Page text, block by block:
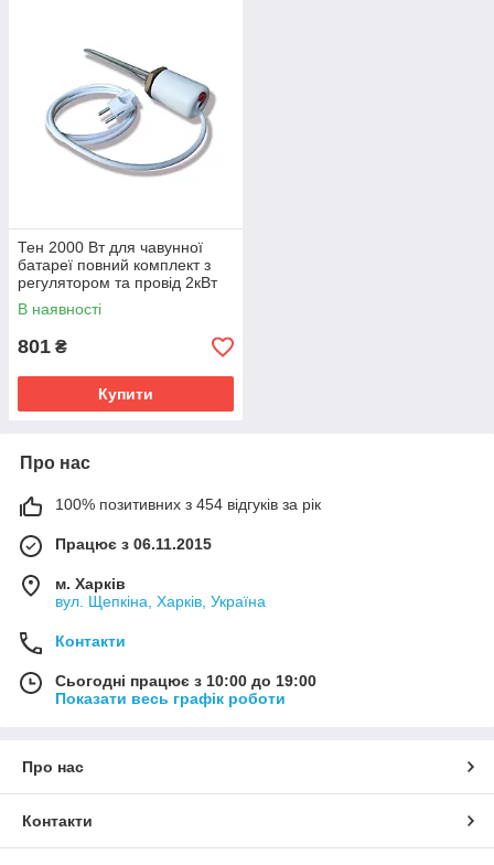
Тен 2000 Вт для чавунної
батареї повний комплект з
регулятором та провід 2кВт
В наявності
801 ₴
Купити
Про нас
100% позитивних з 454 відгуків за рік
Працює з 06.11.2015
м. Харків
вул. Щепкіна, Харків, Україна
Контакти
Сьогодні працює з 10:00 до 19:00
Показати весь графік роботи
Про нас
Контакти